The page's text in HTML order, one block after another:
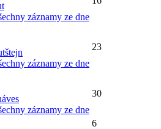
záznamy ze dne
záznamy ze dne
23
záznamy ze dne
30
6